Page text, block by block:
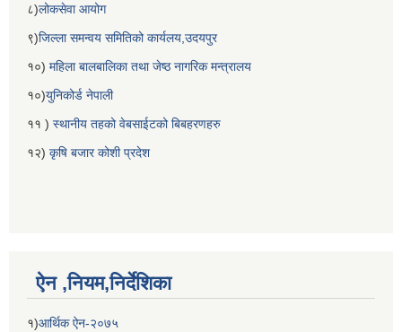
८)लोकसेवा आयोग
९)जिल्ला समन्वय समितिको कार्यलय,उदयपुर
१०) महिला बालबालिका तथा जेष्ठ नागरिक मन्त्रालय
१०)युनिकोर्ड नेपाली
११ ) स्थानीय तहको वेबसाईटको बिबहरणहरु
१२) कृषि बजार कोशी प्रदेश
ऐन ,नियम,निर्देशिका
१)आर्थिक ऐन-२०७५